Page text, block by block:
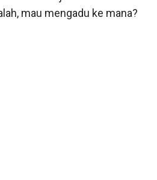
mau mengadu ke mana?